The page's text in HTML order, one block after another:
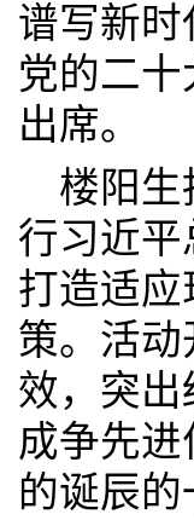
谱写新
党的二
出席。
楼阳生
行习近平
打造适
策。活
效，突
成争先
的诞辰